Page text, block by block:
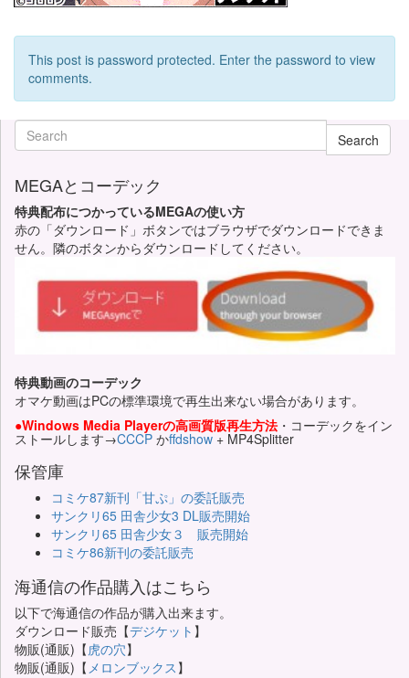
This post is password protected. Enter the password to view
comments.
Search
MEGAとコーデック
特典配布につかっているMEGAの使い方
赤の「ダウンロード」ボタンではブラウザでダウンロードできま
せん。隣のボタンからダウンロードしてください。
特典動画のコーデック
オマケ動画はPCの標準環境で再生出来ない場合があります。
●Windows Media Playerの高画質版再生方法 ・コーデックをイン
ストールします→CCCP かffdshow + MP4Splitter
保管庫
コミケ87新刊「甘ぷ」の委託販売
サンクリ65 田舎少女3 DL販売開始
サンクリ65 田舎少女３ 販売開始
コミケ86新刊の委託販売
海通信の作品購入はこちら
以下で海通信の作品が購入出来ます。
ダウンロード販売【デジケット 】
物販(通販)【虎の穴】
物販(通販)【 メロンブックス 】